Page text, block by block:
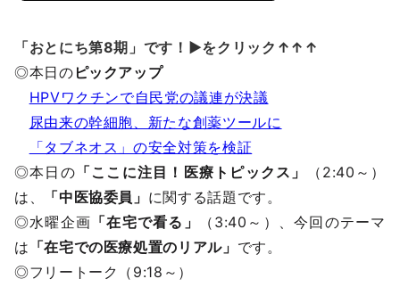
「おとにち第8期」です！▶をクリック↑↑↑
◎本日の ピックアップ
HPVワクチンで自民党の議連が決議
尿由来の幹細胞、新たな創薬ツールに
「タブネオス」の安全対策を検証
◎本日の 「ここに注目！医療トピックス」
（2:40～）
は、
「中医協委員」 に関する話題です。
◎水曜企画 「在宅で看る」
（3:40～）、今回のテーマ
は 「在宅での医療処置のリアル」 です。
◎フリートーク（9:18～）